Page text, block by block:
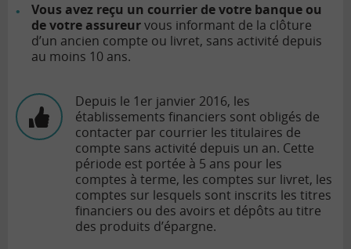
Vous avez reçu un courrier de votre banque ou
de votre assureurvous informant de la clôture
d’un ancien compte ou livret, sans activité depuis
au moins 10 ans.
Depuis le 1er janvier 2016, les
établissements financiers sont obligés de
contacter par courrier les titulaires de
compte sans activité depuis un an. Cette
période est portée à 5 ans pour les
comptes à terme, les comptes sur livret, les
comptes sur lesquels sont inscrits les titres
financiers ou des avoirs et dépôts au titre
des produits d’épargne.